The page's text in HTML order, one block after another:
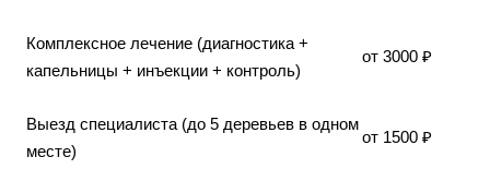
Комплексное лечение (диагностика +
капельницы + инъекции + контроль)
от 3000 ₽
Выезд специалиста (до 5 деревьев в одном
месте)
от 1500 ₽